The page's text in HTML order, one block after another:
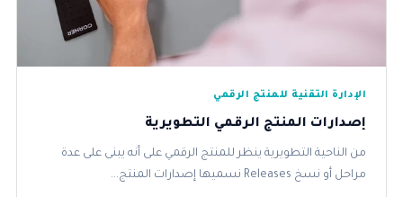
الإدارة التقنية للمنتج الرقمي
إصدارات المنتج الرقمي التطويرية
من الناحية التطويرية ينظر للمنتج الرقمي على أنه يبنى على عدة
مراحل أو نسخ Releases نسميها إصدارات المنتج...